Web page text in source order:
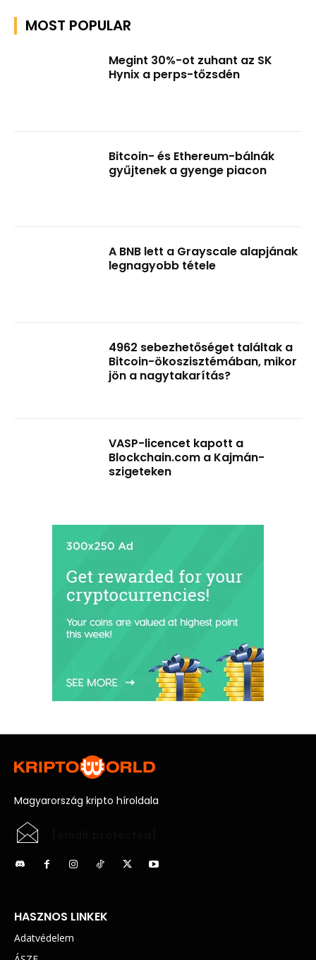
MOST POPULAR
Megint 30%-ot zuhant az SK
Hynix a perps-tőzsdén
Bitcoin- és Ethereum-bálnák
gyűjtenek a gyenge piacon
A BNB lett a Grayscale alapjának
legnagyobb tétele
4962 sebezhetőséget találtak a
Bitcoin-ökoszisztémában, mikor
jön a nagytakarítás?
VASP-licencet kapott a
Blockchain.com a Kajmán-
szigeteken
Magyarország kripto híroldala
HASZNOS LINKEK
Adatvédelem